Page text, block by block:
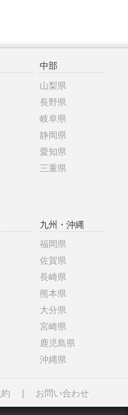
中部
山梨県
長野県
岐阜県
静岡県
愛知県
三重県
九州・沖縄
福岡県
佐賀県
長崎県
熊本県
大分県
宮崎県
鹿児島県
沖縄県
お問い合わせ